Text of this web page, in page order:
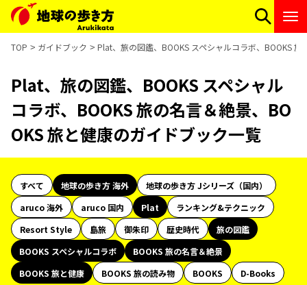
TOP ガイドブック Plat、旅の図鑑、BOOKS スペシャルコラボ、BOOKS
Plat、旅の図鑑、BOOKS スペシャル
コラボ、BOOKS 旅の名言＆絶景、BO
OKS 旅と健康のガイドブック一覧
すべて 地球の歩き方 海外
地球の歩き方 Jシリーズ（国内）
aruco 海外
aruco 国内 Plat
ランキング&テクニック
Resort Style
島旅 御朱印 歴史時代
旅の図鑑
BOOKS スペシャルコラボ
BOOKS 旅の名言＆絶景
BOOKS 旅と健康
BOOKS 旅の読み物 BOOKS
D-Books